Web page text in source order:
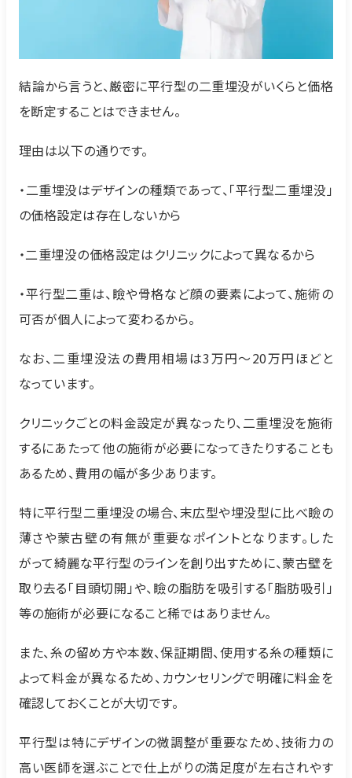
結論から言うと、厳密に平行型の二重埋没がいくらと価格
を断定することはできません。
理由は以下の通りです。
・二重埋没はデザインの種類であって、「平行型二重埋没」
の価格設定は存在しないから
・二重埋没の価格設定はクリニックによって異なるから
・平行型二重は、瞼や骨格など顔の要素によって、施術の
可否が個人によって変わるから。
なお、二重埋没法の費用相場は3万円～20万円ほどと
なっています。
クリニックごとの料金設定が異なったり、二重埋没を施術
するにあたって他の施術が必要になってきたりすることも
あるため、費用の幅が多少あります。
特に平行型二重埋没の場合、末広型や埋没型に比べ瞼の
薄さや蒙古壁の有無が重要なポイントとなります。した
がって綺麗な平行型のラインを創り出すために、蒙古壁を
取り去る「目頭切開」や、瞼の脂肪を吸引する「脂肪吸引」
等の施術が必要になること稀ではありません。
また、糸の留め方や本数、保証期間、使用する糸の種類に
よって料金が異なるため、カウンセリングで明確に料金を
確認しておくことが大切です。
平行型は特にデザインの微調整が重要なため、技術力の
高い医師を選ぶことで仕上がりの満足度が左右されやす